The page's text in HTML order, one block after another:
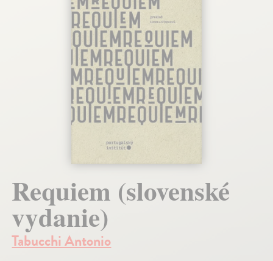
Requiem (slovenské
vydanie)
Tabucchi Antonio